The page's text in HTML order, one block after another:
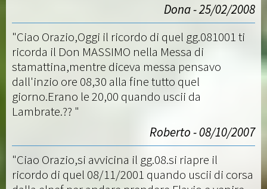
Dona - 25/02/2008
"Ciao Orazio,Oggi il ricordo di quel gg.081001 ti
ricorda il Don MASSIMO nella Messa di
stamattina,mentre diceva messa pensavo
dall'inzio ore 08,30 alla fine tutto quel
giorno.Erano le 20,00 quando uscii da
Lambrate.?? "
Roberto - 08/10/2007
"Ciao Orazio,si avvicina il gg.08.si riapre il
ricordo di quel 08/11/2001 quando uscii di corsa